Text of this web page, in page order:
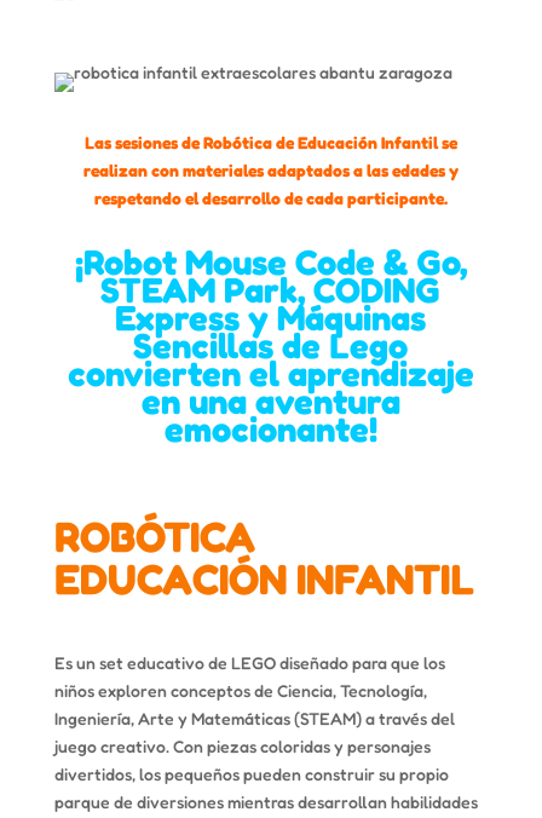
Las sesiones de Robótica de Educación Infantil se
realizan con materiales adaptados a las edades y
respetando el desarrollo de cada participante.
¡Robot Mouse Code & Go,
STEAM Park, CODING
Express y Máquinas
Sencillas de Lego
convierten el aprendizaje
en una aventura
emocionante!
ROBÓTICA
EDUCACIÓN INFANTIL
Es un set educativo de LEGO diseñado para que los
niños exploren conceptos de Ciencia, Tecnología,
Ingeniería, Arte y Matemáticas (STEAM) a través del
juego creativo. Con piezas coloridas y personajes
divertidos, los pequeños pueden construir su propio
parque de diversiones mientras desarrollan habilidades